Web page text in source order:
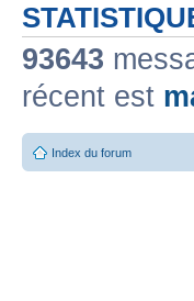
93643
récent est
Index du forum